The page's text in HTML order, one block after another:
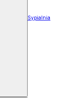
Sypialnia